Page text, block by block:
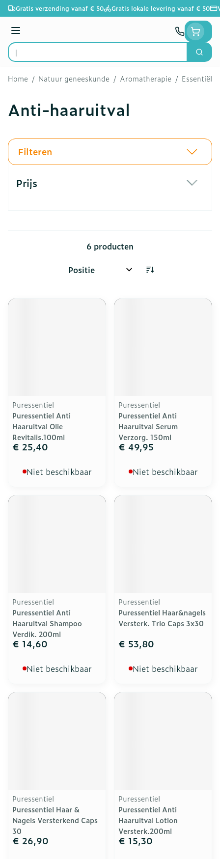
Ga naar de inhoud
Gratis verzending vanaf € 50 Gratis lokale levering vanaf € 50
Menu
Product, merk, categorie...
Zoek
Home / Natuur geneeskunde / Aromatherapie / Essentiële
Anti-haaruitval
Filteren
Prijs
6 producten
Sorteer op:
Puressentiel
Puressentiel Anti
Haaruitval Olie
Revitalis.100ml
€ 25,40
Niet beschikbaar
Puressentiel
Puressentiel Anti
Haaruitval Serum
Verzorg. 150ml
€ 49,95
Niet beschikbaar
Puressentiel
Puressentiel Anti
Haaruitval Shampoo
Verdik. 200ml
€ 14,60
Niet beschikbaar
Puressentiel
Puressentiel Haar&nagels
Versterk. Trio Caps 3x30
€ 53,80
Niet beschikbaar
Puressentiel
Puressentiel Haar &
Nagels Versterkend Caps
30
€ 26,90
Puressentiel
Puressentiel Anti
Haaruitval Lotion
Versterk.200ml
€ 15,30